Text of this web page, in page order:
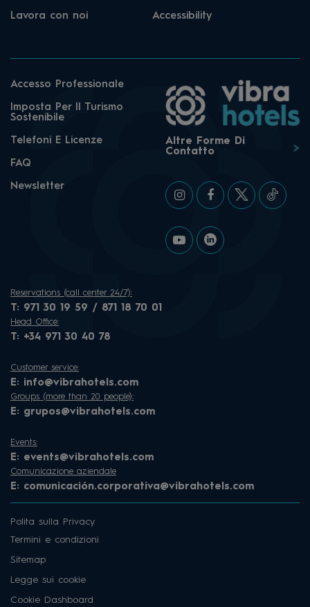
Lavora con noi Accessibility
Accesso Professionale
Imposta Per Il Turismo
Sostenibile
Telefoni E Licenze
FAQ
Newsletter
Altre Forme Di
Contatto
Reservations (call center 24/7):
T: 971 30 19 59 / 871 18 70 01
Head Office:
T: +34 971 30 40 78
Customer service:
E: info@vibrahotels.com
Groups (more than 20 people):
E: grupos@vibrahotels.com
Events:
E: events@vibrahotels.com
Comunicazione aziendale
E: comunicación.corporativa@vibrahotels.com
Polita sulla Privacy
Termini e condizioni
Sitemap
Legge sui cookie
Cookie Dashboard